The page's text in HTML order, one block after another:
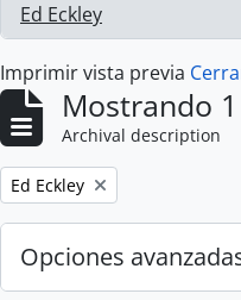
Ed Eckley
, 1 resultados
Imprimir vista previa
Mostrando
Archival description
Remove filter:
Ed Eckley
Opciones